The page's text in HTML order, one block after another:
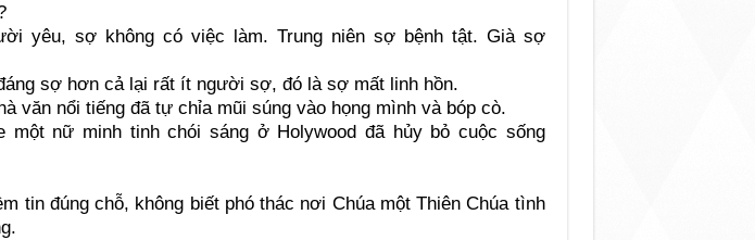
yêu, sợ không có việc làm. Trung niên sợ bệnh tật. Già sợ
sợ hơn cả lại rất ít người sợ, đó là sợ mất linh hồn.
văn nổi tiếng đã tự chỉa mũi súng vào họng mình và bóp cò.
một nữ minh tinh chói sáng ở Holywood đã hủy bỏ cuộc sống
tin đúng chỗ, không biết phó thác nơi Chúa một Thiên Chúa tình